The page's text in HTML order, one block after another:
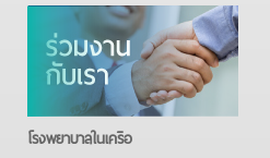
โรงพยาบาลในเครือ